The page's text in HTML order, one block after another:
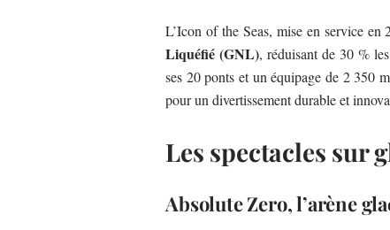
L’Icon of the Seas, mise en service
Liquéfié (GNL), réduisant de 30 %
ses 20 ponts et un équipage de 2 350
pour un divertissement durable et
Les spectacles sur
Absolute Zero, l’arène